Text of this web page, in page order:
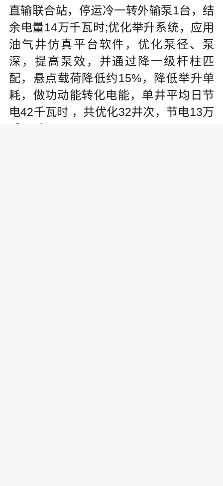
直输联合站，停运冷一转外输泵1台，结
余电量14万千瓦时;优化举升系统，应用
油气井仿真平台软件，优化泵径、泵
深，提高泵效，并通过降一级杆柱匹
配，悬点载荷降低约15%，降低举升单
耗，做功动能转化电能，单井平均日节
电42千瓦时 ，共优化32井次，节电13万
千瓦时。